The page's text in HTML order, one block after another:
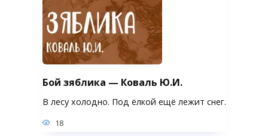
Бой зяблика — Коваль Ю.И.
В лесу холодно. Под ёлкой ещё лежит снег.
18